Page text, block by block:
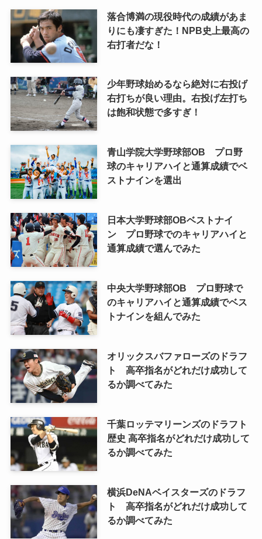
落合博満の現役時代の成績があま
りにも凄すぎた！NPB史上最高の
右打者だな！
少年野球始めるなら絶対に右投げ
右打ちが良い理由。右投げ左打ち
は飽和状態で多すぎ！
青山学院大学野球部OB プロ野
球のキャリアハイと通算成績でベ
ストナインを選出
日本大学野球部OBベストナイ
ン プロ野球でのキャリアハイと
通算成績で選んでみた
中央大学野球部OB プロ野球で
のキャリアハイと通算成績でベス
トナインを組んでみた
オリックスバファローズのドラフ
ト 高卒指名がどれだけ成功して
るか調べてみた
千葉ロッテマリーンズのドラフト
歴史 高卒指名がどれだけ成功して
るか調べてみた
横浜DeNAベイスターズのドラフ
ト 高卒指名がどれだけ成功して
るか調べてみた